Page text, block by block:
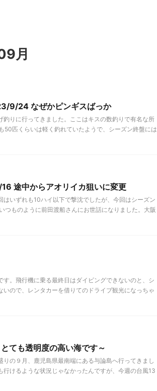
月
9/24 なぜかピンギスばっか
釣りに行ってきました。ここはキスの数釣りで有名な所
50匹くらいは軽く釣れていたようで、シーズン終盤には
途中からアオリイカ狙いに変更
いずれも10ハイ以下で撃沈でしたが、今回はシーズン
つものように前田渡船さんにお世話になりました。大阪
。飛行機に乗る最終日はダイビングできないのと、シ
いので、レンタカーを借りてのドライブ観光になっちゃ
ても透明度の高い海です～
の９月、鹿児島県最南端にある与論島へ行ってきまし
行けるような状況じゃなかったんですが、今週の台風13